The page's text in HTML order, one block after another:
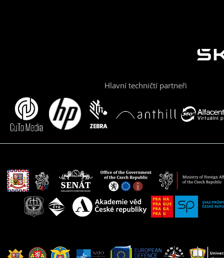
Hlavní techničtí partneři